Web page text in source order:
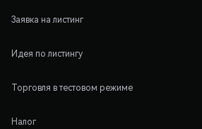
Заявка на листинг
Идея по листингу
Торговля в тестовом режиме
Налог